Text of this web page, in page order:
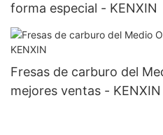
forma especial - KENXIN
Fresas de carburo del
mejores ventas - KENXIN